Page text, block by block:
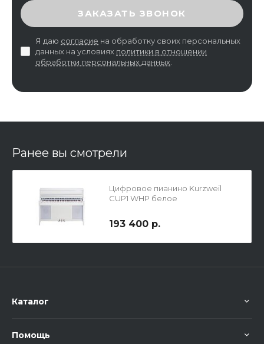
ВВЕДИТЕ ПРОВЕРОЧНЫЙ КОД
ЗАКАЗАТЬ ЗВОНОК
Я даю согласие на обработку своих персональных
данных на условиях политики в отношении
обработки персональных данных
Ранее вы смотрели
Цифровое пианино Kurzweil
CUP1 WHP белое
193 400 р.
Каталог
Помощь